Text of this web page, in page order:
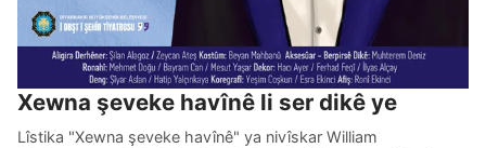
Xewna şeveke havînê li ser dikê ye
Lîstika "Xewna şeveke havînê" ya nivîskar William